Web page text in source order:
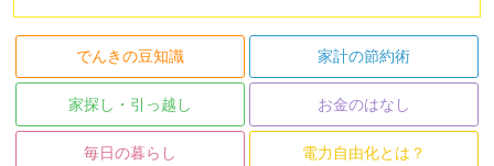
でんきの豆知識 家計の節約術
家探し・引っ越し お金のはなし
毎日の暮らし 電力自由化とは？